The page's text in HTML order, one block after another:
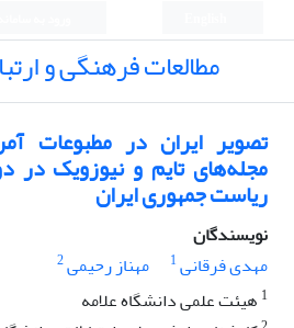
مطالعات فرهنگی و
تصویر ایران در مطبوعات
مجله‌های تایم و نیوزویک در
ریاست جمهوری ایران
نویسندگان
مهدی فرقانی1 مهناز رحیمی2
1 هیئت علمی دانشگاه علامه